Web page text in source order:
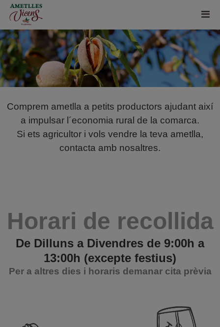
Comprem ametlla a petits productors ajudant així
a impulsar l´economia rural de la comarca.
Si ets agricultor i vols vendre la teva ametlla,
contacta amb nosaltres.
Horari de recollida
De Dilluns a Divendres de 9:00h a
13:00h (excepte festius)
Per a altres dies i horaris demanar cita prèvia